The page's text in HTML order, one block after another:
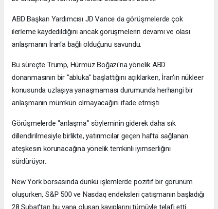
ABD Başkan Yardımcısı JD Vance da görüşmelerde çok
ilerleme kaydedildiğini ancak görüşmelerin devamı ve olası
anlaşmanın İran’a bağlı olduğunu savundu.
Bu süreçte Trump, Hürmüz Boğazı'na yönelik ABD
donanmasının bir "abluka" başlattığını açıklarken, İran'ın nükleer
konusunda uzlaşıya yanaşmaması durumunda herhangi bir
anlaşmanın mümkün olmayacağını ifade etmişti.
Görüşmelerde "anlaşma" söyleminin giderek daha sık
dillendirilmesiyle birlikte, yatırımcılar geçen hafta sağlanan
ateşkesin korunacağına yönelik temkinli iyimserliğini
sürdürüyor.
New York borsasında dünkü işlemlerde pozitif bir görünüm
oluşurken, S&P 500 ve Nasdaq endeksleri çatışmanın başladığı
28 Şubat'tan bu yana oluşan kayıplarını tümüyle telafi etti.